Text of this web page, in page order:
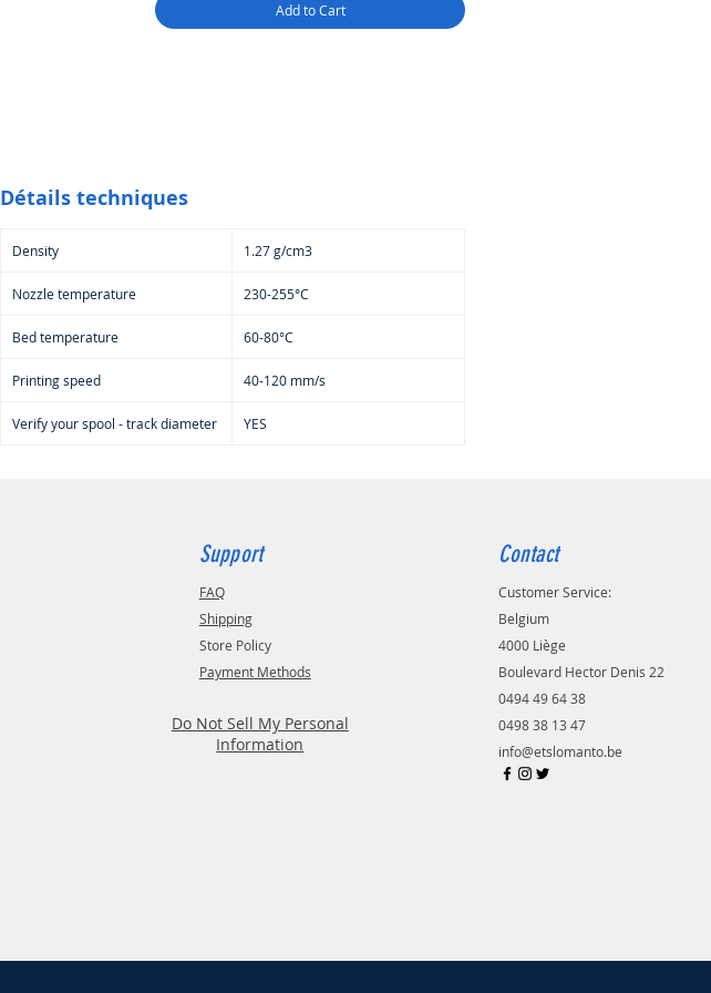
Add to Cart
Détails techniques
Density 1.27 g/cm3
Nozzle temperature 230-255°C
Bed temperature 60-80°C
Printing speed 40-120 mm/s
Verify your spool - track diameter YES
Support
FAQ
Shipping
Store Policy
Payment Methods
Do Not Sell My Personal
Information
Contact
Customer Service:
Belgium
4000 Liège
Boulevard Hector Denis 22
0494 49 64 38
0498 38 13 47
info@etslomanto.be